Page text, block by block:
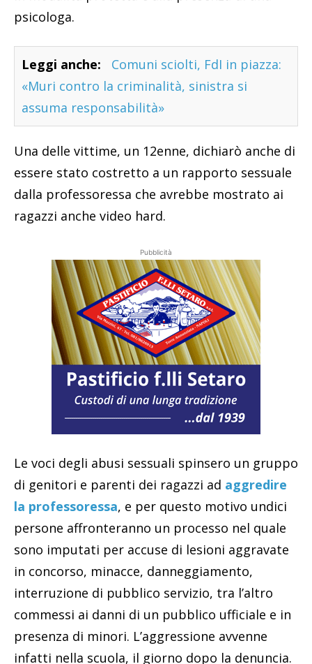
psicologa.
Leggi anche:
Comuni sciolti, FdI in piazza:
«Muri contro la criminalità, sinistra si
assuma responsabilità»
Una delle vittime, un 12enne, dichiarò anche di
essere stato costretto a un rapporto sessuale
dalla professoressa che avrebbe mostrato ai
ragazzi anche video hard.
Pubblicità
Le voci degli abusi sessuali spinsero un gruppo
di genitori e parenti dei ragazzi ad aggredire
la professoressa, e per questo motivo undici
persone affronteranno un processo nel quale
sono imputati per accuse di lesioni aggravate
in concorso, minacce, danneggiamento,
interruzione di pubblico servizio, tra l’altro
commessi ai danni di un pubblico ufficiale e in
presenza di minori. L’aggressione avvenne
infatti nella scuola, il giorno dopo la denuncia.